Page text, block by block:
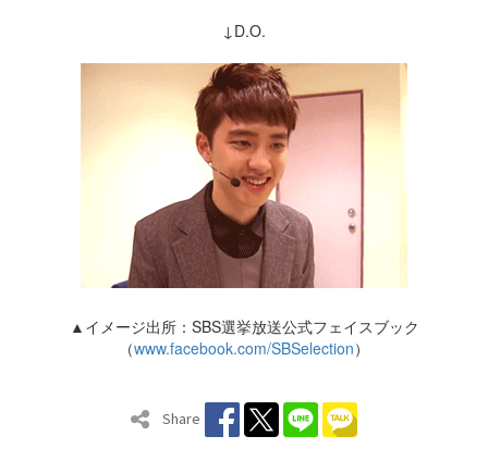
↓D.O.
▲イメージ出所：SBS選挙放送公式フェイスブック
（www.facebook.com/SBSelection）
Share